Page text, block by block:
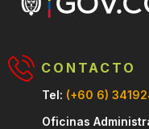
CONTACTO
Tel: (+60 6)
Oficinas